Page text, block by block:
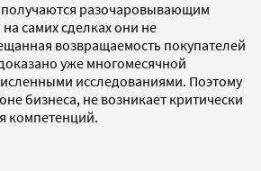
разочаровывающим
самих сделках они не
возвращаемость покупателей
уже многомесячной
исследованиями. Поэтому
бизнеса, не возникает критически
компетенций.